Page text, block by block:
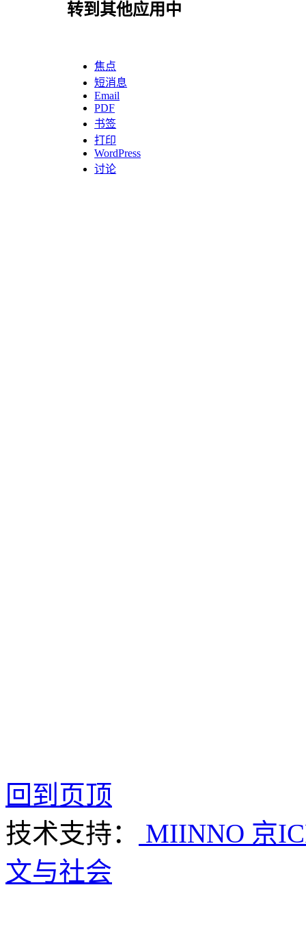
转到其他应用中
焦点
短消息
Email
PDF
书签
打印
WordPress
讨论
回到页顶
技术支持：
MIINNO 京
文与社会